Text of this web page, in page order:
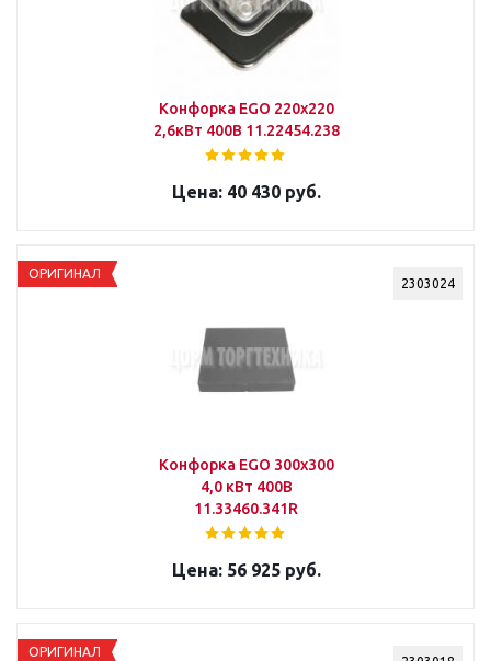
Конфорка ЕGO 220х220
2,6кВт 400В 11.22454.238
40 430 руб.
2303024
ОРИГИНАЛ
Конфорка EGO 300х300
4,0 кВт 400В
11.33460.341R
56 925 руб.
ОРИГИНАЛ